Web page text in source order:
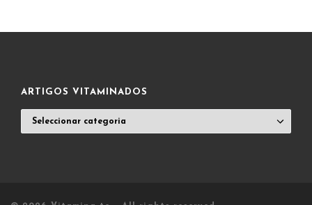
ARTIGOS VITAMINADOS
VITAMINADOS